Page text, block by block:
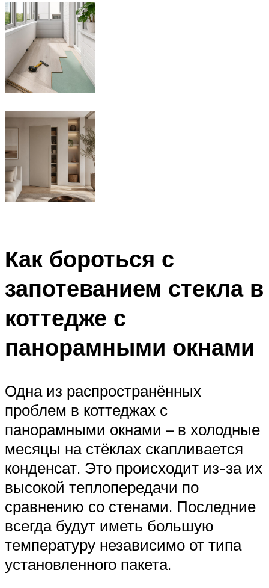
Как бороться с
запотеванием стекла в
коттедже с
панорамными окнами
Одна из распространённых
проблем в коттеджах с
панорамными окнами – в холодные
месяцы на стёклах скапливается
конденсат. Это происходит из-за их
высокой теплопередачи по
сравнению со стенами. Последние
всегда будут иметь большую
температуру независимо от типа
установленного пакета.